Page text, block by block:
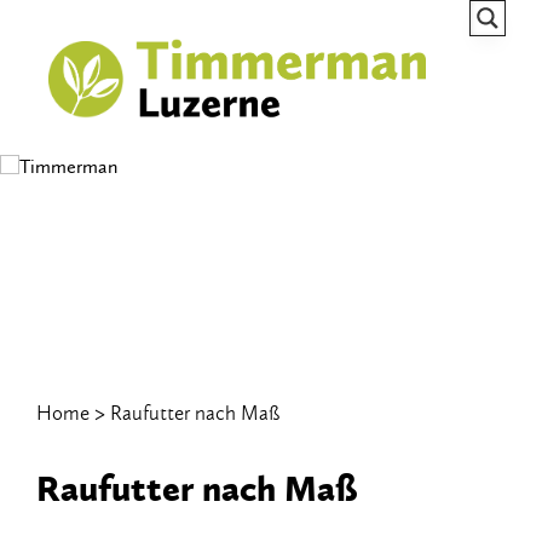
Home Raufutter nach Maß
Raufutter nach​ ​Maß